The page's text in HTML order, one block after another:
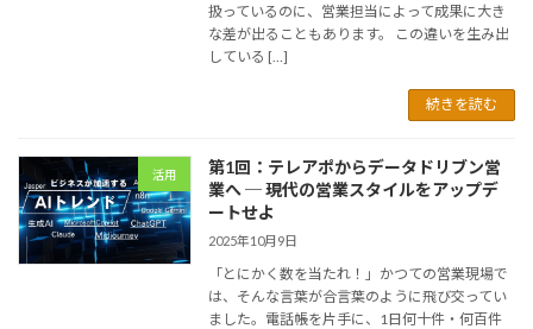
扱っているのに、営業担当によって成果に大き
な差が出ることもあります。 この違いを生み出
している […]
続きを読む
活用
第1回：テレアポからデータドリブン営
業へ ─ 現代の営業スタイルをアップデ
ートせよ
2025年10月9日
「とにかく数を当たれ！」かつての営業現場で
は、そんな言葉が合言葉のように飛び交ってい
ました。電話帳を片手に、1日何十件・何百件